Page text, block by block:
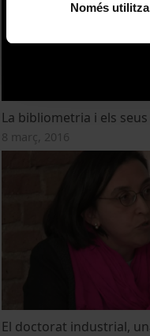
Només
La bibliometria i els
8 març, 2016
El doctorat industrial,